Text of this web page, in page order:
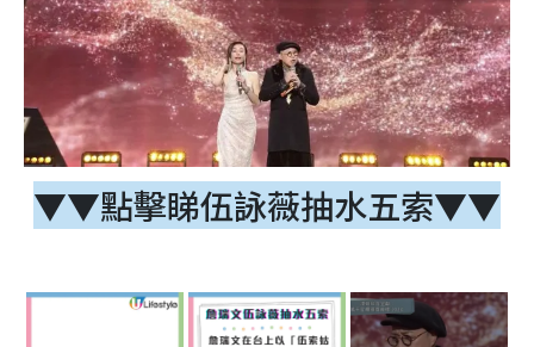
▼▼點擊睇伍詠薇抽水五索▼▼